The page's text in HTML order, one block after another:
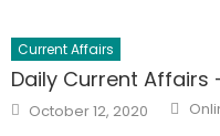
Current Affairs
Daily Current Affairs
October 12, 2020